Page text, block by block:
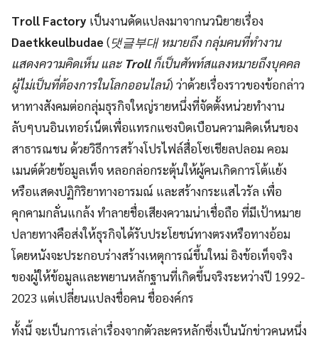
Troll Factory เป็นงานดัดแปลงมาจากนวนิยายเรื่อง
Daetkkeulbudae(댓글부대 หมายถึง กลุ่มคนที่ทำงาน
แสดงความคิดเห็น และ Trollก็เป็นศัพท์สแลงหมายถึงบุคคล
ผู้ไม่เป็นที่ต้องการในโลกออนไลน์) ว่าด้วยเรื่องราวของข้อกล่าว
หาทางสังคมต่อกลุ่มธุรกิจใหญ่รายหนึ่งที่จัดตั้งหน่วยทำงาน
ลับๆบนอินเทอร์เน็ตเพื่อแทรกแซงบิดเบือนความคิดเห็นของ
สาธารณชน ด้วยวิธีการสร้างโปรไฟล์สื่อโซเชียลปลอม คอม
เมนต์ด้วยข้อมูลเท็จ หลอกล่อกระตุ้นให้ผู้คนเกิดการโต้แย้ง
หรือแสดงปฏิกิริยาทางอารมณ์ และสร้างกระแสไวรัล เพื่อ
คุกคามกลั่นแกล้ง ทำลายชื่อเสียงความน่าเชื่อถือ ที่มีเป้าหมาย
ปลายทางคือส่งให้ธุรกิจได้รับประโยชน์ทางตรงหรือทางอ้อม
โดยหนังจะประกอบร่างสร้างเหตุการณ์ขึ้นใหม่ อิงข้อเท็จจริง
ของผู้ให้ข้อมูลและพยานหลักฐานที่เกิดขึ้นจริงระหว่างปี 1992-
2023 แต่เปลี่ยนแปลงชื่อคน ชื่อองค์กร
ทั้งนี้ จะเป็นการเล่าเรื่องจากตัวละครหลักซึ่งเป็นนักข่าวคนหนึ่ง